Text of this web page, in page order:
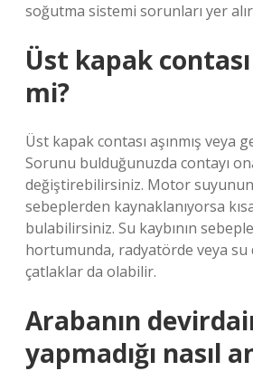
soğutma sistemi sorunları yer
Üst kapak
mi?
Üst kapak contası aşınmış veya
Sorunu bulduğunuzda contayı
değiştirebilirsiniz. Motor
sebeplerden kaynaklanıyorsa
bulabilirsiniz. Su kaybının
hortumunda, radyatörde veya su
çatlaklar da olabilir.
Arabanın
yapmadığı nasıl